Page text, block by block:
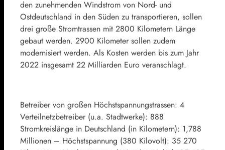
den zunehmenden Windstrom von Nord- und
Ostdeutschland in den Süden zu transportieren, sollen
drei große Stromtrassen mit 2800 Kilometern Länge
gebaut werden. 2900 Kilometer sollen zudem
modernisiert werden. Als Kosten werden bis zum Jahr
2022 insgesamt 22 Milliarden Euro veranschlagt.
Betreiber von großen Höchstspannungstrassen: 4
Verteilnetzbetreiber (u.a. Stadtwerke): 888
Stromkreislänge in Deutschland (in Kilometern): 1,788
Millionen – Höchstspannung (380 Kilovolt): 35 270